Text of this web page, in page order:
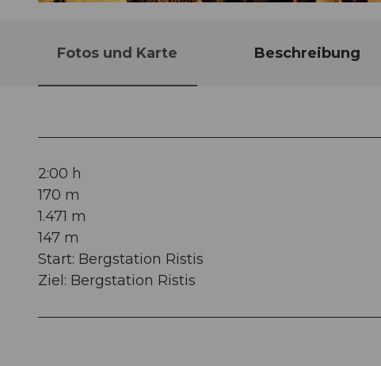
Fotos und Karte Beschreibung
2:00 h
170 m
1.471 m
147 m
Start: Bergstation Ristis
Ziel: Bergstation Ristis